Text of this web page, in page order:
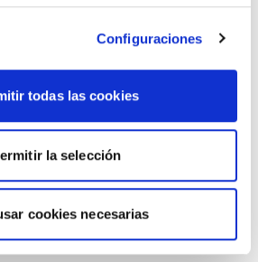
Configuraciones
todas las cookies
la selección
cookies necesarias